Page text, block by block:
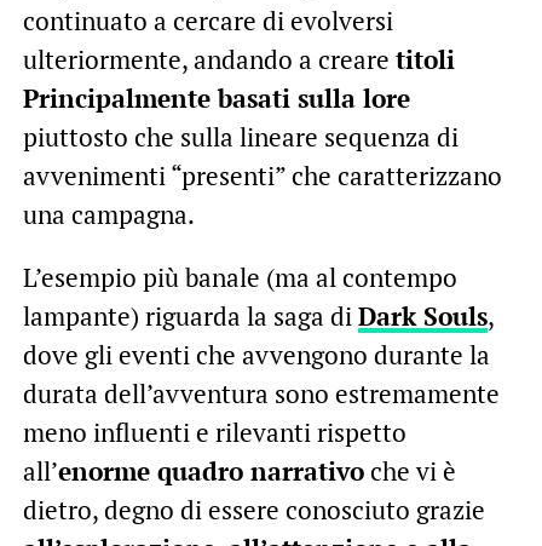
continuato a cercare di evolversi
ulteriormente, andando a creare titoli
Principalmente basati sulla lore
piuttosto che sulla lineare sequenza di
avvenimenti “presenti” che caratterizzano
una campagna.
L’esempio più banale (ma al contempo
lampante) riguarda la saga diDark Souls,
dove gli eventi che avvengono durante la
durata dell’avventura sono estremamente
meno influenti e rilevanti rispetto
all’enorme quadro narrativoche vi è
dietro, degno di essere conosciuto grazie